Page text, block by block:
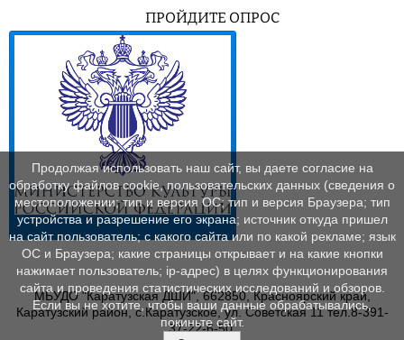
ПРОЙДИТЕ ОПРОС
МБУДО "Каратузская ДШИ", 662850, Красноярский край,
Каратузский район, с.Каратузское, ул. Советская 11 тел.8-391-
37-22-6-50.
Продолжая использовать наш сайт, вы даете согласие на
обработку файлов cookie, пользовательских данных (сведения о
местоположении; тип и версия ОС; тип и версия Браузера; тип
устройства и разрешение его экрана; источник откуда пришел
на сайт пользователь; с какого сайта или по какой рекламе; язык
ОС и Браузера; какие страницы открывает и на какие кнопки
нажимает пользователь; ip-адрес) в целях функционирования
сайта и проведения статистических исследований и обзоров.
Если вы не хотите, чтобы ваши данные обрабатывались,
покиньте сайт.